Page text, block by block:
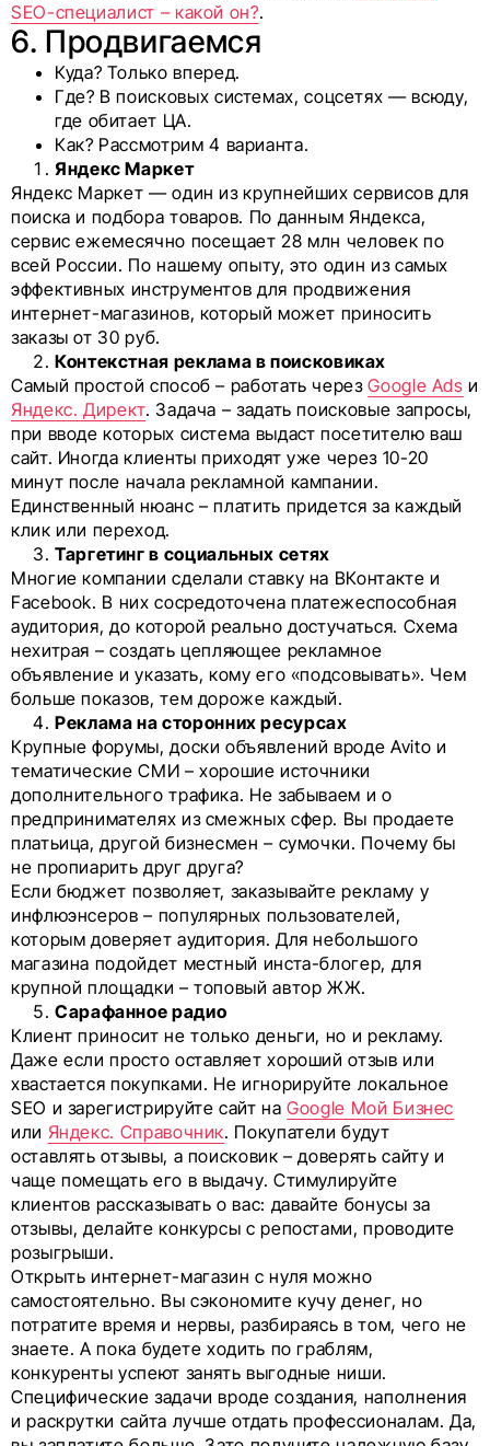
SEO-специалист – какой он?.
6. Продвигаемся
Куда? Только вперед.
Где? В поисковых системах, соцсетях — всюду,
где обитает ЦА.
Как? Рассмотрим 4 варианта.
Яндекс Маркет
Яндекс Маркет — один из крупнейших сервисов для
поиска и подбора товаров. По данным Яндекса,
сервис ежемесячно посещает 28 млн человек по
всей России. По нашему опыту, это один из самых
эффективных инструментов для продвижения
интернет-магазинов, который может приносить
заказы от 30 руб.
Контекстная реклама в поисковиках
Самый простой способ – работать черезGoogle Ads и
Яндекс. Директ. Задача – задать поисковые запросы,
при вводе которых система выдаст посетителю ваш
сайт. Иногда клиенты приходят уже через 10-20
минут после начала рекламной кампании.
Единственный нюанс – платить придется за каждый
клик или переход.
Таргетинг в социальных сетях
Многие компании сделали ставку на ВКонтакте и
Facebook. В них сосредоточена платежеспособная
аудитория, до которой реально достучаться. Схема
нехитрая – создать цепляющее рекламное
объявление и указать, кому его «подсовывать». Чем
больше показов, тем дороже каждый.
Реклама на сторонних ресурсах
Крупные форумы, доски объявлений вроде Avito и
тематические СМИ – хорошие источники
дополнительного трафика. Не забываем и о
предпринимателях из смежных сфер. Вы продаете
платьица, другой бизнесмен – сумочки. Почему бы
не пропиарить друг друга?
Если бюджет позволяет, заказывайте рекламу у
инфлюэнсеров – популярных пользователей,
которым доверяет аудитория. Для небольшого
магазина подойдет местный инста-блогер, для
крупной площадки – топовый автор ЖЖ.
Сарафанное радио
Клиент приносит не только деньги, но и рекламу.
Даже если просто оставляет хороший отзыв или
хвастается покупками. Не игнорируйте локальное
SEO и зарегистрируйте сайт наGoogle Мой Бизнес
или Яндекс. Справочник. Покупатели будут
оставлять отзывы, а поисковик – доверять сайту и
чаще помещать его в выдачу. Стимулируйте
клиентов рассказывать о вас: давайте бонусы за
отзывы, делайте конкурсы с репостами, проводите
розыгрыши.
Открыть интернет-магазин с нуля можно
самостоятельно. Вы сэкономите кучу денег, но
потратите время и нервы, разбираясь в том, чего не
знаете. А пока будете ходить по граблям,
конкуренты успеют занять выгодные ниши.
Специфические задачи вроде создания, наполнения
и раскрутки сайта лучше отдать профессионалам. Да,